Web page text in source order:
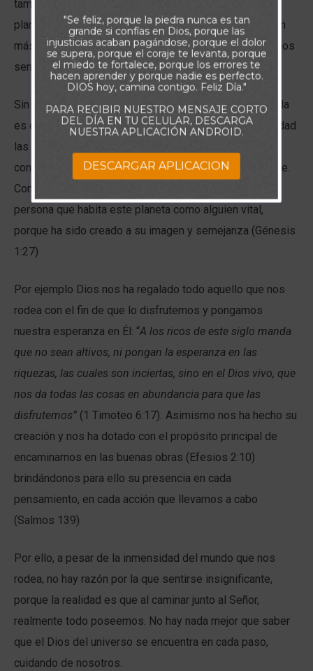
tamaño similar al de la tierra. Con esa cantidad de
planetas y tomando en cuenta que en el nuestro existen
más de 8 mil millones de personas, realmente podríamos
sentirnos insignificantes.
Sin embargo, si algo he comprobado a lo largo de la vida
es que la unión de los pequeños esfuerzos, hace realidad
las grandes voluntades y en ese proceso cada
contribución de cada persona es sumamente importante.
Como lo dicta la palabra, El Señor ha distinguido a cada
persona que habita este planeta como alguien vital,
porque ha sido creado a su imagen y semejanza (Génesis
1:27)
Por ejemplo Dios nos ha regalado todo aquello que nos
rodea con el fin de que lo disfrutemos y pongamos
nuestra esperanza en Él: “A los ricos de este siglo manda
que no sean altivos, ni pongan la esperanza en las
riquezas, las cuales son inciertas, sino en el Dios vivo, que
nos da todas las cosas en abundancia para que las
disfrutemos” (1 Timoteo 6:17). Asimismo nos ha hecho su
creación y nos ha dotado con el propósito principal de
encaminarnos en las buenas obras (Efesios 2:10)
brindándonos para ello su presencia en cada
pensamiento, en cada acción que llevamos a cabo
(Salmos 139)
Por ello, a pesar de la inmensidad del mundo que nos
rodea, no hay razón por la que sentirse insignificante,
porque la realidad es que al caminar junto al Señor,
realmente todo poseemos. No hay nada mejor que saber
que el Dios del universo se encuentra en cada paso,
cuidando de nosotros.
"Se feliz, porque la piedra nunca es tan
grande si confías en Dios, porque las
injusticias acaban pagándose, porque el dolor
se supera, porque el coraje te levanta, porque
el miedo te fortalece, porque los errores te
hacen aprender y porque nadie es perfecto.
DIOS hoy, camina contigo. Feliz Día."
PARA RECIBIR NUESTRO MENSAJE CORTO
DEL DÍA EN TU CELULAR, DESCARGA
NUESTRA APLICACIÓN ANDROID.
DESCARGAR APLICACION